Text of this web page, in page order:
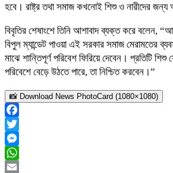
হবে। রাষ্ট্র তথা সমাজ কখনোই শিশু ও নারীদের জন্য
বিবৃতির শেষাংশে তিনি আশাবাদ ব্যক্ত করে বলেন,
বিপুল ম্যান্ডেট পাওয়া এই সরকার সমাজ মেরামতের
মাঝে শান্তিপূর্ণ পরিবেশ ফিরিয়ে দেবেন। প্রতিটি
পরিবেশে বেড়ে উঠতে পারে, তা নিশ্চিত করবেন।”
📸 Download News PhotoCard (1080×1080)
Facebook
Twitter
Messenger
WhatsApp